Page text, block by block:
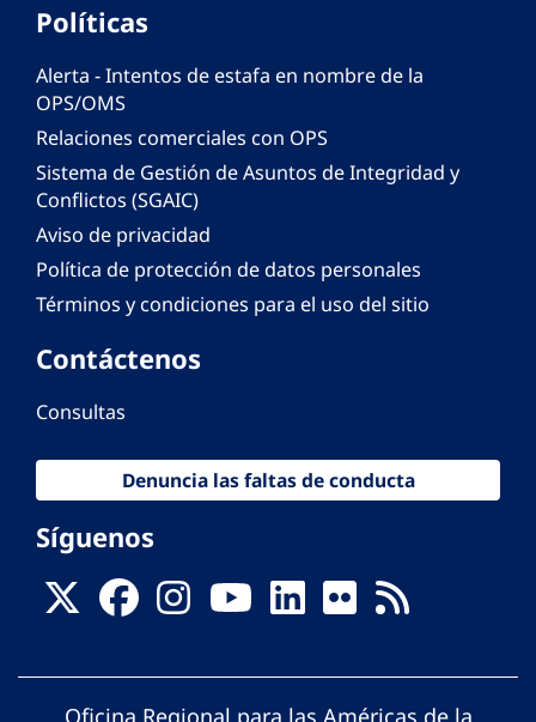
Políticas
Alerta - Intentos de estafa en nombre de la
OPS/OMS
Relaciones comerciales con OPS
Sistema de Gestión de Asuntos de Integridad y
Conflictos (SGAIC)
Aviso de privacidad
Política de protección de datos personales
Términos y condiciones para el uso del sitio
Contáctenos
Consultas
Denuncia las faltas de conducta
Síguenos
Oficina Regional para las Américas de la